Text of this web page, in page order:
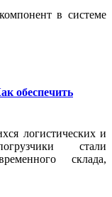
в системе
обеспечить
логистических и
стали
склада,